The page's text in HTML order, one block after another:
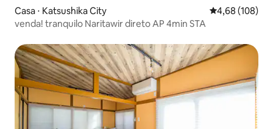
Casa ⋅ Katsushika City 4,68 de uma
4,68 (108)
venda! tranquilo Naritawir direto AP 4min STA